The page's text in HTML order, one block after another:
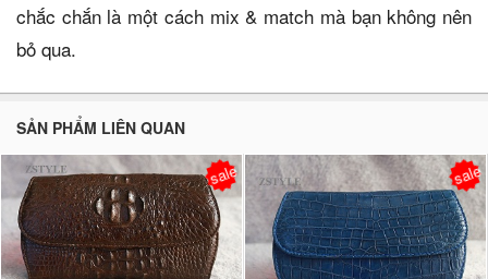
chắc chắn là một cách mix & match mà bạn không nên
bỏ qua.
SẢN PHẨM LIÊN QUAN
sale sale